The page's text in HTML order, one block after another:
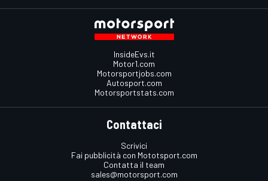
InsideEvs.it
Motor1.com
Motorsportjobs.com
Autosport.com
Motorsportstats.com
Contattaci
Scrivici
Fai pubblicità con Mototsport.com
Contatta il team
sales@motorsport.com